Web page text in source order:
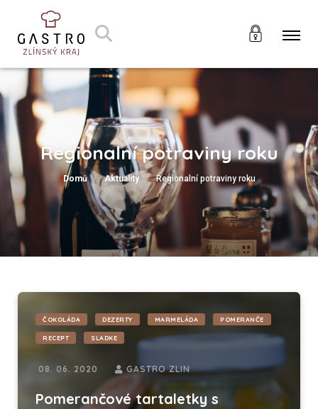
Regionalní potraviny roku
Domů Aktuality Regionalní potraviny roku
ČOKOLÁDA DEZERTY MARMELÁDA POMERANČE
RECEPT SLADKE
08. 06. 2020 GASTRO ZLIN
Pomerančové tartaletky s